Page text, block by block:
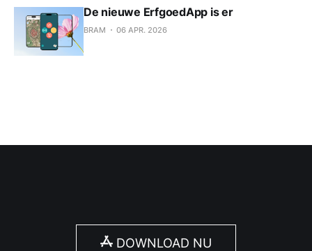
De nieuwe ErfgoedApp is er
BRAM 06 APR. 2026
DOWNLOAD NU